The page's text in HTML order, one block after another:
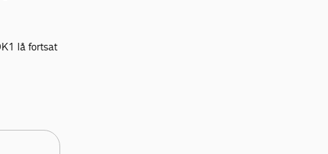
lå fortsat